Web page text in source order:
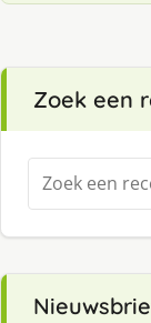
Zoek een
Zoeken
naar: